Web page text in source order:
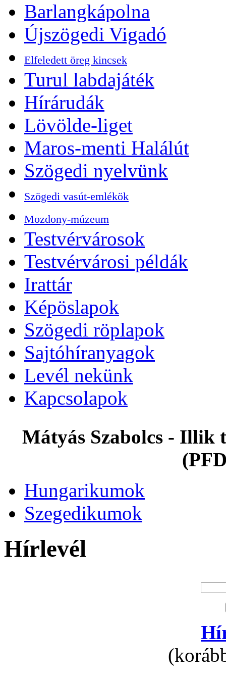
Barlangkápolna
Újszögedi Vigadó
Elfeledett öreg kincsek
Turul labdajáték
Hírárudák
Lövölde-liget
Maros-menti Halálút
Szögedi nyelvünk
Szögedi vasút-emlékök
Mozdony-múzeum
Testvérvárosok
Testvérvárosi példák
Irattár
Képöslapok
Szögedi röplapok
Sajtóhíranyagok
Levél nekünk
Kapcsolapok
Mátyás Szabolcs - Illik
Hungarikumok
Szegedikumok
Hírlevél